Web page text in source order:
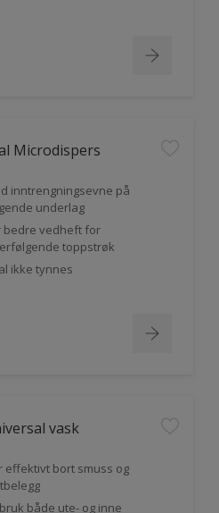
Microdispers
inntrengningsevne på
underlag
bedre vedheft for
toppstrøk
ikke tynnes
vask
effektivt bort smuss og
både ute- og inne